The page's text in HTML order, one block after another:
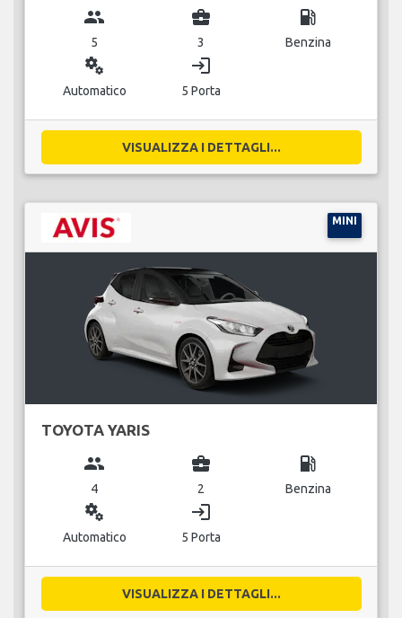
group
5
business_center
3
local_gas_station
Benzina
miscellaneous_services
Automatico
login
5 Porta
VISUALIZZA I DETTAGLI...
MINI
TOYOTA YARIS
group
4
business_center
2
local_gas_station
Benzina
miscellaneous_services
Automatico
login
5 Porta
VISUALIZZA I DETTAGLI...